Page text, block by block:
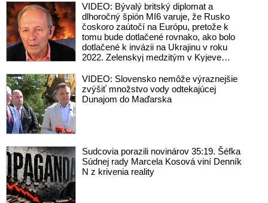
VIDEO: Bývalý britský diplomat a
dlhoročný špión MI6 varuje, že Rusko
čoskoro zaútočí na Európu, pretože k
tomu bude dotlačené rovnako, ako bolo
dotlačené k invázii na Ukrajinu v roku
2022. Zelenskyj medzitým v Kyjeve
aby vo svete zháňali energie pre Ukrajinu
na zimu. Putin vraj bude mobilizovať a
vojna sa do zimy pravdepodobne
VIDEO: Slovensko nemôže výraznejšie
zvýšiť množstvo vody odtekajúcej
Dunajom do Maďarska
Sudcovia porazili novinárov 35:19. Šéfka
Súdnej rady Marcela Kosová viní Denník
N z krivenia reality